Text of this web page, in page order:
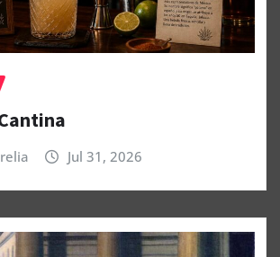
Jul 31, 2026